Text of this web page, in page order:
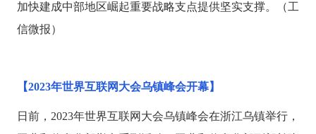
加快建成中部地区崛起重要战略支点提供坚实支撑。（工
信微报）
【2023年世界互联网大会乌镇峰会开幕】
日前， 2023年世界互联网大会乌镇峰会在浙江乌镇举行，